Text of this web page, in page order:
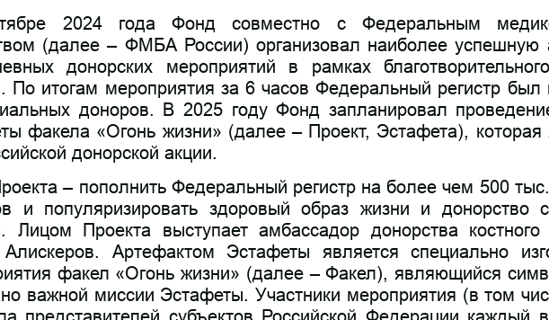
2024 года Фонд совместно с Федеральным медико-
(далее – ФМБА России) организовал наиболее успешную
донорских мероприятий в рамках
По итогам мероприятия за 6 часов Федеральный регистр был
доноров. В 2025 году Фонд запланировал
факела «Огонь жизни» (далее – Проект, Эстафета), которая
донорской акции.
– пополнить Федеральный регистр на более чем 500
и популяризировать здоровый образ жизни и донорство
Лицом Проекта выступает амбассадор донорства
Артефактом Эстафеты является специально
факел «Огонь жизни» (далее – Факел), являющийся
важной миссии Эстафеты. Участники мероприятия (в том
представителей субъектов Российской Федерации каждый